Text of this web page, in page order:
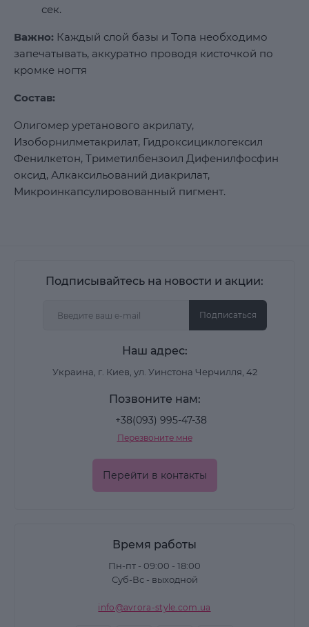
сек.
Важно: Каждый слой базы и Топа необходимо
запечатывать, аккуратно проводя кисточкой по
кромке ногтя
Состав:
Олигомер уретанового акрилату,
Изоборнилметакрилат, Гидроксициклогексил
Фенилкетон, Триметилбензоил Дифенилфосфин
оксид, Алкаксильований диакрилат,
Микроинкапсулировованный пигмент.
Подписывайтесь на новости и акции:
Подписаться
Наш адрес:
Украина, г. Киев, ул. Уинстона Черчилля, 42
Позвоните нам:
+38(093) 995-47-38
Перезвоните мне
Перейти в контакты
Время работы
Пн-пт - 09:00 - 18:00
Суб-Вс - выходной
info@avrora-style.com.ua